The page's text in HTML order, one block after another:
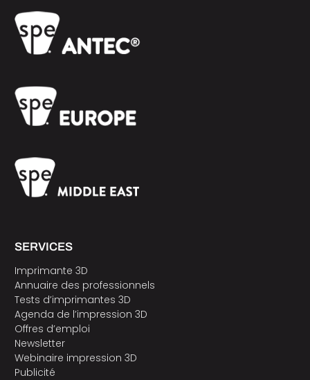
SERVICES
Imprimante 3D
Annuaire des professionnels
Tests d’imprimantes 3D
Agenda de l’impression 3D
Offres d’emploi
Newsletter
Webinaire impression 3D
Publicité